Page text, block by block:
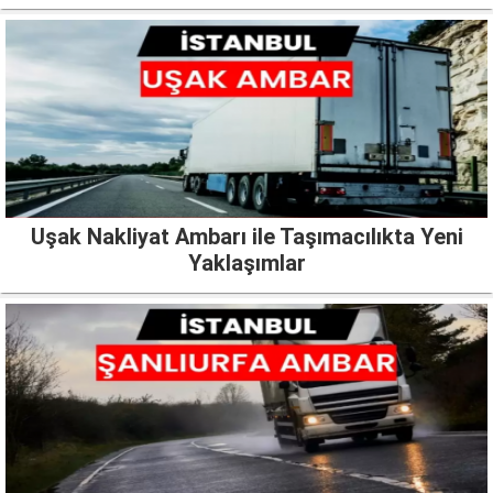
Uşak Nakliyat Ambarı ile Taşımacılıkta Yeni
Yaklaşımlar